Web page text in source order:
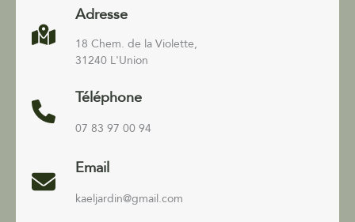
Adresse
18 Chem. de la Violette,
31240 L'Union
Téléphone
07 83 97 00 94
Email
kaeljardin@gmail.com